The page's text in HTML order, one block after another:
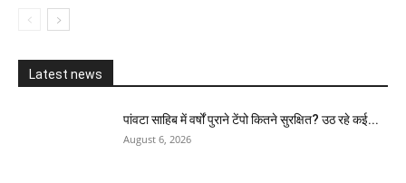
Latest news
पांवटा साहिब में वर्षों पुराने टेंपो कितने सुरक्षित? उठ रहे कई...
August 6, 2026